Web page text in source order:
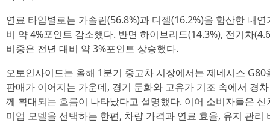
연료 타입별로는 가솔린(56.8%)과 디젤(16.2%)을 합산한 내
비 약 4%포인트 감소했다. 반면 하이브리드(14.3%), 전기차
비중은 전년 대비 약 3%포인트 상승했다.
오토인사이드는 올해 1분기 중고차 시장에서는 제네시스
판매가 이어지는 가운데, 경기 둔화와 고유가 기조 속에서 경
께 확대되는 흐름이 나타났다고 설명했다. 이어 소비자들은
미엄 모델을 선택하는 한편, 차량 가격과 연료 효율, 유지 관